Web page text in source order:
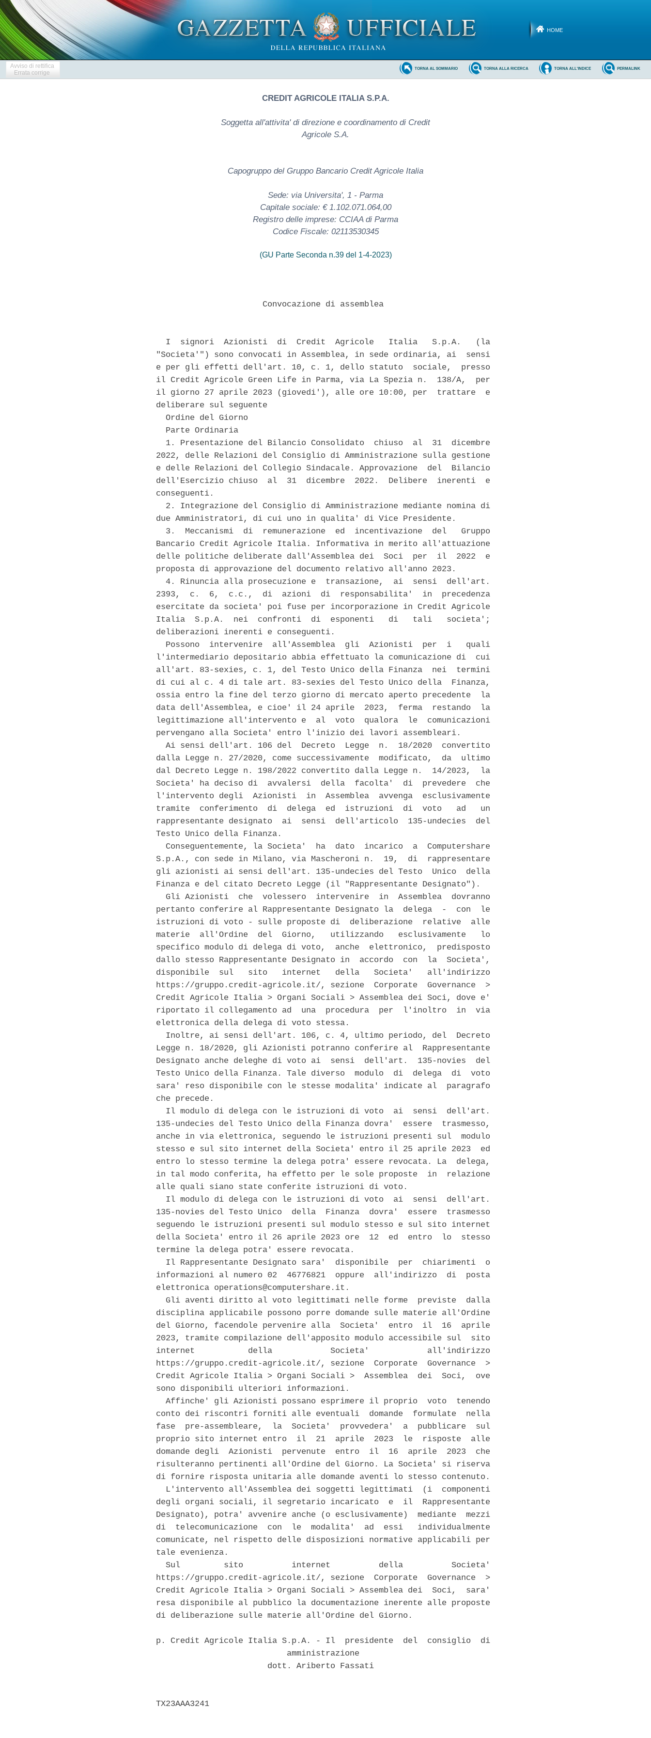
HOME
Avviso di rettifica
Errata corrige
PERMALINK
TORNA ALL'INDICE
TORNA ALLA RICERCA
TORNA AL SOMMARIO
CREDIT AGRICOLE ITALIA S.P.A.
Soggetta all'attivita' di direzione e coordinamento di Credit
Agricole S.A.
Capogruppo del Gruppo Bancario Credit Agricole Italia
Sede: via Universita', 1 - Parma
Capitale sociale: € 1.102.071.064,00
Registro delle imprese: CCIAA di Parma
Codice Fiscale: 02113530345
(GU Parte Seconda n.39 del 1-4-2023)
                      Convocazione di assemblea
  I  signori  Azionisti  di  Credit  Agricole   Italia   S.p.A.   (la
"Societa'") sono convocati in Assemblea, in sede ordinaria, ai  sensi
e per gli effetti dell'art. 10, c. 1, dello statuto  sociale,  presso
il Credit Agricole Green Life in Parma, via La Spezia n.  138/A,  per
il giorno 27 aprile 2023 (giovedi'), alle ore 10:00, per  trattare  e
deliberare sul seguente
  Ordine del Giorno
  Parte Ordinaria
  1. Presentazione del Bilancio Consolidato  chiuso  al  31  dicembre
2022, delle Relazioni del Consiglio di Amministrazione sulla gestione
e delle Relazioni del Collegio Sindacale. Approvazione  del  Bilancio
dell'Esercizio chiuso  al  31  dicembre  2022.  Delibere  inerenti  e
conseguenti.
  2. Integrazione del Consiglio di Amministrazione mediante nomina di
due Amministratori, di cui uno in qualita' di Vice Presidente.
  3.  Meccanismi  di  remunerazione  ed  incentivazione  del   Gruppo
Bancario Credit Agricole Italia. Informativa in merito all'attuazione
delle politiche deliberate dall'Assemblea dei  Soci  per  il  2022  e
proposta di approvazione del documento relativo all'anno 2023.
  4. Rinuncia alla prosecuzione e  transazione,  ai  sensi  dell'art.
2393,  c.  6,  c.c.,  di  azioni  di  responsabilita'  in  precedenza
esercitate da societa' poi fuse per incorporazione in Credit Agricole
Italia  S.p.A.  nei  confronti  di  esponenti   di   tali   societa';
deliberazioni inerenti e conseguenti.
  Possono  intervenire  all'Assemblea  gli  Azionisti  per  i   quali
l'intermediario depositario abbia effettuato la comunicazione di  cui
all'art. 83-sexies, c. 1, del Testo Unico della Finanza  nei  termini
di cui al c. 4 di tale art. 83-sexies del Testo Unico della  Finanza,
ossia entro la fine del terzo giorno di mercato aperto precedente  la
data dell'Assemblea, e cioe' il 24 aprile  2023,  ferma  restando  la
legittimazione all'intervento e  al  voto  qualora  le  comunicazioni
pervengano alla Societa' entro l'inizio dei lavori assembleari.
  Ai sensi dell'art. 106 del  Decreto  Legge  n.  18/2020  convertito
dalla Legge n. 27/2020, come successivamente  modificato,  da  ultimo
dal Decreto Legge n. 198/2022 convertito dalla Legge n.  14/2023,  la
Societa' ha deciso di  avvalersi  della  facolta'  di  prevedere  che
l'intervento degli  Azionisti  in  Assemblea  avvenga  esclusivamente
tramite  conferimento  di  delega  ed  istruzioni  di  voto   ad   un
rappresentante designato  ai  sensi  dell'articolo  135-undecies  del
Testo Unico della Finanza.
  Conseguentemente, la Societa'  ha  dato  incarico  a  Computershare
S.p.A., con sede in Milano, via Mascheroni n.  19,  di  rappresentare
gli azionisti ai sensi dell'art. 135-undecies del Testo  Unico  della
Finanza e del citato Decreto Legge (il "Rappresentante Designato").
  Gli Azionisti  che  volessero  intervenire  in  Assemblea  dovranno
pertanto conferire al Rappresentante Designato la  delega  -  con  le
istruzioni di voto - sulle proposte di  deliberazione  relative  alle
materie  all'Ordine  del  Giorno,   utilizzando   esclusivamente   lo
specifico modulo di delega di voto,  anche  elettronico,  predisposto
dallo stesso Rappresentante Designato in  accordo  con  la  Societa',
disponibile  sul   sito   internet   della   Societa'   all'indirizzo
https://gruppo.credit-agricole.it/, sezione  Corporate  Governance  >
Credit Agricole Italia > Organi Sociali > Assemblea dei Soci, dove e'
riportato il collegamento ad  una  procedura  per  l'inoltro  in  via
elettronica della delega di voto stessa.
  Inoltre, ai sensi dell'art. 106, c. 4, ultimo periodo, del  Decreto
Legge n. 18/2020, gli Azionisti potranno conferire al  Rappresentante
Designato anche deleghe di voto ai  sensi  dell'art.  135-novies  del
Testo Unico della Finanza. Tale diverso  modulo  di  delega  di  voto
sara' reso disponibile con le stesse modalita' indicate al  paragrafo
che precede.
  Il modulo di delega con le istruzioni di voto  ai  sensi  dell'art.
135-undecies del Testo Unico della Finanza dovra'  essere  trasmesso,
anche in via elettronica, seguendo le istruzioni presenti sul  modulo
stesso e sul sito internet della Societa' entro il 25 aprile 2023  ed
entro lo stesso termine la delega potra' essere revocata. La  delega,
in tal modo conferita, ha effetto per le sole proposte  in  relazione
alle quali siano state conferite istruzioni di voto.
  Il modulo di delega con le istruzioni di voto  ai  sensi  dell'art.
135-novies del Testo Unico  della  Finanza  dovra'  essere  trasmesso
seguendo le istruzioni presenti sul modulo stesso e sul sito internet
della Societa' entro il 26 aprile 2023 ore  12  ed  entro  lo  stesso
termine la delega potra' essere revocata.
  Il Rappresentante Designato sara'  disponibile  per  chiarimenti  o
informazioni al numero 02  46776821  oppure  all'indirizzo  di  posta
elettronica operations@computershare.it.
  Gli aventi diritto al voto legittimati nelle forme  previste  dalla
disciplina applicabile possono porre domande sulle materie all'Ordine
del Giorno, facendole pervenire alla  Societa'  entro  il  16  aprile
2023, tramite compilazione dell'apposito modulo accessibile sul  sito
internet           della            Societa'            all'indirizzo
https://gruppo.credit-agricole.it/, sezione  Corporate  Governance  >
Credit Agricole Italia > Organi Sociali >  Assemblea  dei  Soci,  ove
sono disponibili ulteriori informazioni.
  Affinche' gli Azionisti possano esprimere il proprio  voto  tenendo
conto dei riscontri forniti alle eventuali  domande  formulate  nella
fase  pre-assembleare,  la  Societa'  provvedera'  a  pubblicare  sul
proprio sito internet entro  il  21  aprile  2023  le  risposte  alle
domande degli  Azionisti  pervenute  entro  il  16  aprile  2023  che
risulteranno pertinenti all'Ordine del Giorno. La Societa' si riserva
di fornire risposta unitaria alle domande aventi lo stesso contenuto.
  L'intervento all'Assemblea dei soggetti legittimati  (i  componenti
degli organi sociali, il segretario incaricato  e  il  Rappresentante
Designato), potra' avvenire anche (o esclusivamente)  mediante  mezzi
di  telecomunicazione  con  le  modalita'  ad  essi   individualmente
comunicate, nel rispetto delle disposizioni normative applicabili per
tale evenienza.
  Sul         sito          internet          della          Societa'
https://gruppo.credit-agricole.it/, sezione  Corporate  Governance  >
Credit Agricole Italia > Organi Sociali > Assemblea dei  Soci,  sara'
resa disponibile al pubblico la documentazione inerente alle proposte
di deliberazione sulle materie all'Ordine del Giorno.
p. Credit Agricole Italia S.p.A. - Il  presidente  del  consiglio  di
                           amministrazione
                       dott. Ariberto Fassati